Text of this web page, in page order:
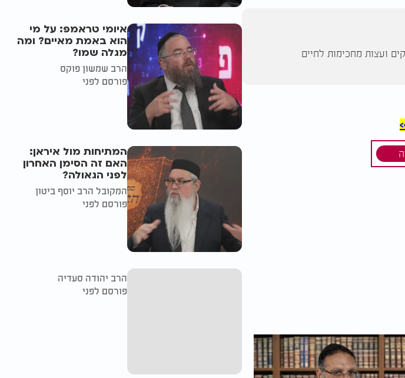
ועצות מחכימות לחיים
איומי טראמפ: על מי
הוא באמת מאיים? ומה
מגלה שמו?
הרב שמשון פוקס
פורסם לפני
המתיחות מול איראן:
האם זה הסימן האחרון
לפני הגאולה?
המקובל הרב יוסף ביטון
פורסם לפני
הרב יהודה סעדיה
פורסם לפני